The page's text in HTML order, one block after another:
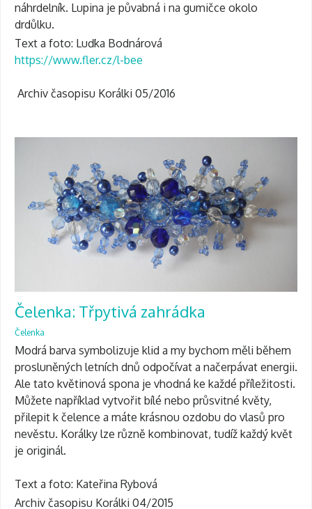
náhrdelník. Lupina je půvabná i na gumičce okolo
drdůlku.
Text a foto: Luďka Bodnárová
https://www.fler.cz/l-bee
Archiv časopisu Korálki 05/2016
Čelenka: Třpytivá zahrádka
Čelenka
Modrá barva symbolizuje klid a my bychom měli během
prosluněných letních dnů odpočívat a načerpávat energii.
Ale tato květinová spona je vhodná ke každé příležitosti.
Můžete například vytvořit bílé nebo průsvitné květy,
přilepit k čelence a máte krásnou ozdobu do vlasů pro
nevěstu. Korálky lze různě kombinovat, tudíž každý květ
je originál.
Text a foto: Kateřina Rybová
Archiv časopisu Korálki 04/2015